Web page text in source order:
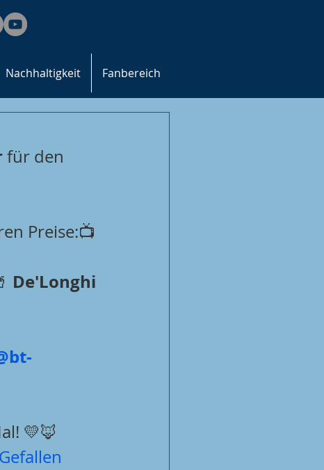
Nachhaltigkeit Fanbereich
für den
Preise:📺
De'Longhi
💛🦊